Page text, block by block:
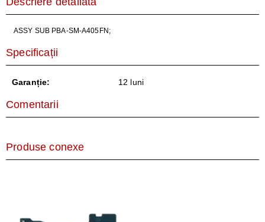
ASSY SUB PBA-SM-A405FN;
Specificații
Garanție: 12 luni
Comentarii
Produse conexe